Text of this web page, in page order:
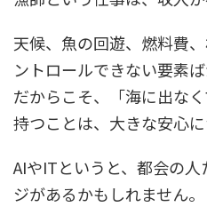
天候、魚の回遊、燃料費
ントロールできない要素ば
だからこそ、「海に出な
持つことは、大きな安心に
AIやITというと、都会の
ジがあるかもしれません。